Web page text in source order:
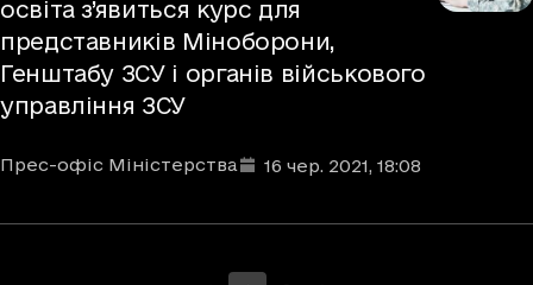
освіта з’явиться курс для
представників Міноборони,
Генштабу ЗСУ і органів військового
управління ЗСУ
Автори
Прес-офіс Міністерства
Дата та час публікації: 16 чер. 2021, 18:08